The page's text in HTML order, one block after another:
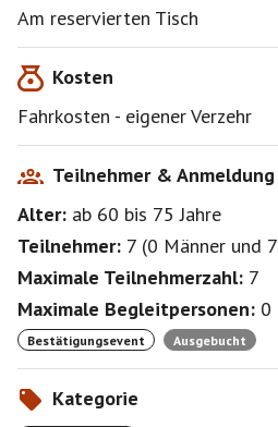
Am reservierten Tisch
Kosten
Fahrkosten - eigener Verzehr
Teilnehmer & Anmeldung
Alter: ab 60 bis 75Jahre
Teilnehmer: 7 (0 Männer und
Maximale Teilnehmerzahl: 7
Maximale Begleitpersonen: 0
Bestätigungsevent Ausgebucht
Kategorie